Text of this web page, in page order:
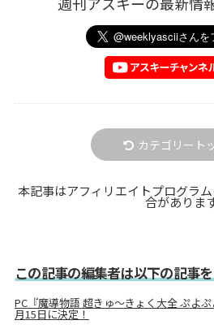
カテゴリート
本記事はアフィリエイトプログラ
合がありま
この記事の編集者は以下の記事
PC『魔導物語 超きゅ～きょく大全 ぷよ
月15日に決定！